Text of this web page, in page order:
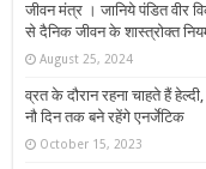
जीवन मंत्र । जानिये पंडित वीर
से दैनिक जीवन के शास्त्रोक्त
August 25, 2024
व्रत के दौरान रहना चाहते हैं
नौ दिन तक बने रहेंगे एनर्जेटिक
October 15, 2023